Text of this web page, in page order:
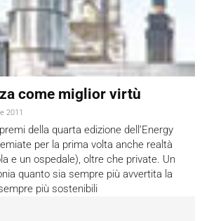
come miglior virtù
2011
della quarta edizione dell’Energy
per la prima volta anche realtà
e un ospedale), oltre che private. Un
quanto sia sempre più avvertita la
più sostenibili